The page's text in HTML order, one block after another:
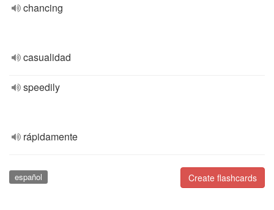
chancing
casualidad
speedily
rápidamente
Create flashcards
español